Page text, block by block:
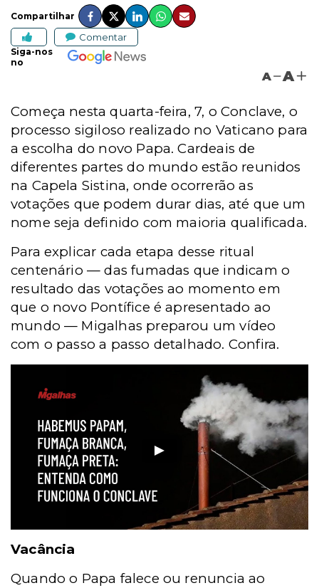
Compartilhar
Comentar
Siga-nos
no
A A
Começa nesta quarta-feira, 7, o Conclave, o
processo sigiloso realizado no Vaticano para
a escolha do novo Papa. Cardeais de
diferentes partes do mundo estão reunidos
na Capela Sistina, onde ocorrerão as
votações que podem durar dias, até que um
nome seja definido com maioria qualificada.
Para explicar cada etapa desse ritual
centenário — das fumadas que indicam o
resultado das votações ao momento em
que o novo Pontífice é apresentado ao
mundo — Migalhas preparou um vídeo
com o passo a passo detalhado. Confira.
Vacância
Quando o Papa falece ou renuncia ao